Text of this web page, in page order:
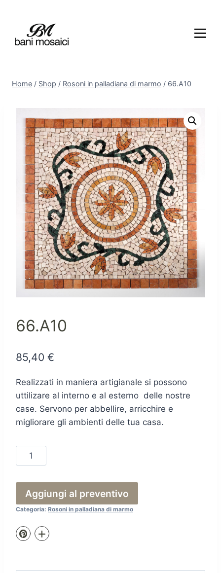
Home / Shop / Rosoni in palladiana di marmo / 66.A10
66.A10
85,40 €
Realizzati in maniera artigianale si possono
uttilizare al interno e al esterno delle nostre
case. Servono per abbellire, arricchire e
migliorare gli ambienti delle tua casa.
66.A10
quantità
Aggiungi al preventivo
Categoria: Rosoni in palladiana di marmo